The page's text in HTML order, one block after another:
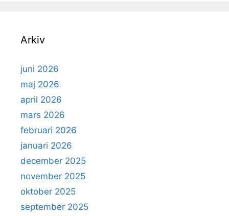
Arkiv
juni 2026
maj 2026
april 2026
mars 2026
februari 2026
januari 2026
december 2025
november 2025
oktober 2025
september 2025